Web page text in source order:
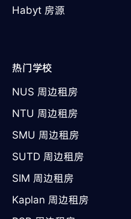
Habyt 房源
热门学校
NUS 周边租房
NTU 周边租房
SMU 周边租房
SUTD 周边租房
SIM 周边租房
Kaplan 周边租房